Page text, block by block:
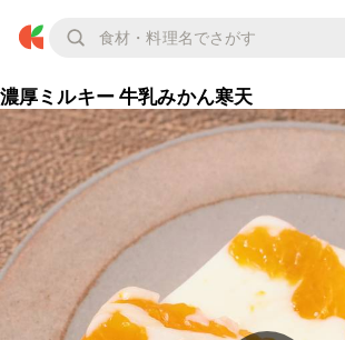
濃厚ミルキー 牛乳みかん寒天